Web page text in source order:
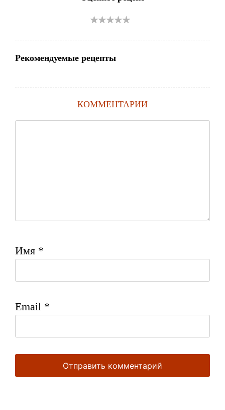
Рекомендуемые рецепты
КОММЕНТАРИИ
Имя *
Email *